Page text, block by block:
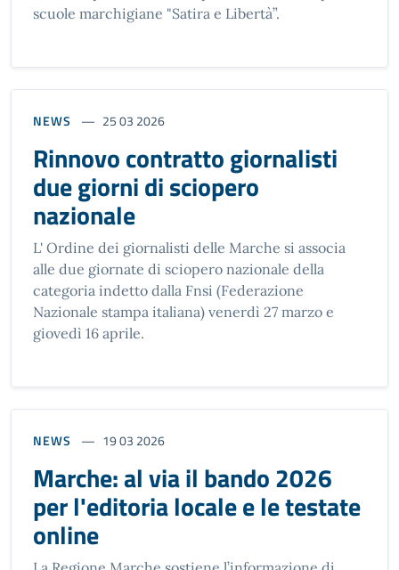
scuole marchigiane "Satira e Libertà”.
NEWS 25 03 2026
Rinnovo contratto giornalisti
due giorni di sciopero
nazionale
L' Ordine dei giornalisti delle Marche si associa
alle due giornate di sciopero nazionale della
categoria indetto dalla Fnsi (Federazione
Nazionale stampa italiana) venerdì 27 marzo e
giovedì 16 aprile.
NEWS 19 03 2026
Marche: al via il bando 2026
per l'editoria locale e le testate
online